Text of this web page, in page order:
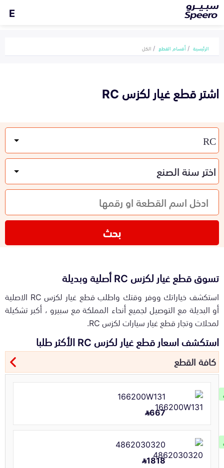
E
الرئيسية أقسام القطع الكل
اشتر قطع غيار لكزس RC
بحث
تسوق قطع غيار لكزس RC أصلية وبديلة
استكشف خياراتك ووفر وقتك واطلب قطع غيار لكزس RC الاصلية
أو البديلة مع التوصيل لجميع أنحاء المملكة مع سبيرو ، أكبر تشكيلة
لمحلات وتجار قطع غيار سيارات لكزس RC.
استكشف اسعار قطع غيار لكزس RC الأكثر طلبا
كافة القطع
166200W131
667
4862030320
1818